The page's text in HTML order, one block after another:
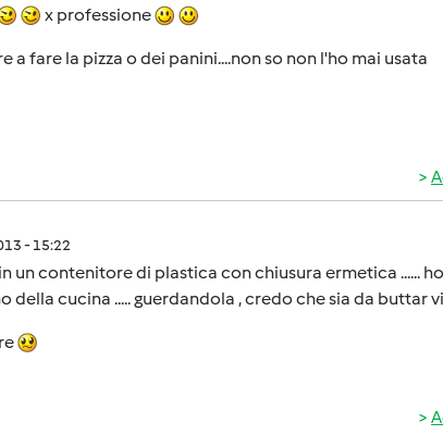
x professione
a fare la pizza o dei panini....non so non l'ho mai usata
- 15:22
un contenitore di plastica con chiusura ermetica ......
della cucina ..... guerdandola , credo che sia da buttar